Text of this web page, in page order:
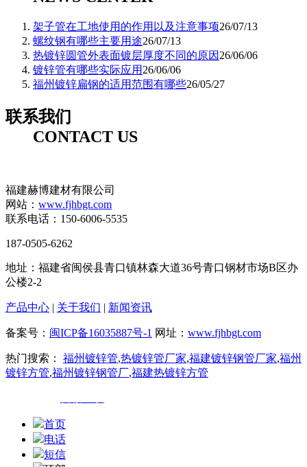
架子管在工地使用的作用以及注意事项26/07/13
螺纹钢有哪些主要用途26/07/13
热镀锌圆管外表面镀层厚度不同的原因 26/06/06
镀锌管有哪些实际应用 26/06/06
福州镀锌扁钢的适用范围有哪些26/05/27
联系我们
CONTACT US
福建赫博建材有限公司
网站： www.fjhbgt.com
联系电话：150-6006-5535
187-0505-6262
地址：福建省闽侯县青口镇林森大道36号青口钢材市场B区办
公楼2-2
产品中心 | 关于我们 | 新闻资讯
备案号： 闽ICP备16035887号-1 网址： www.fjhbgt.com
热门搜索： 福州镀锌管,热镀锌管厂家,福建镀锌钢管厂家,福州
镀锌方管,福州镀锌钢管厂,福建热镀锌方管
首页
电话
短信